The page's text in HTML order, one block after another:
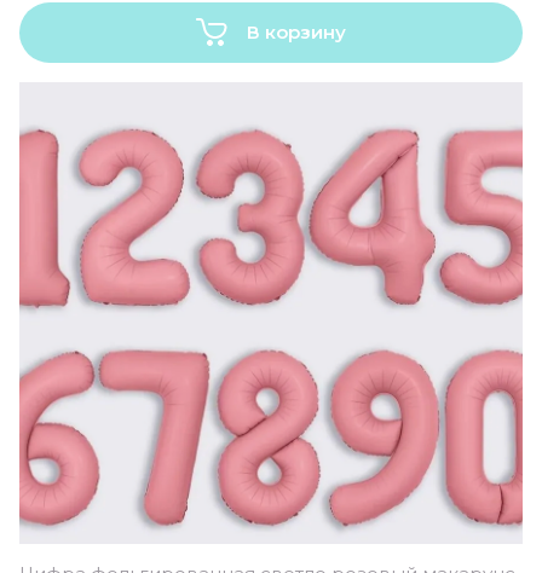
В корзину